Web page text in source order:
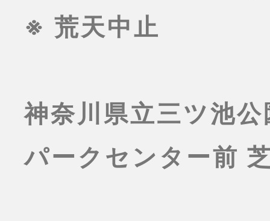
※ 荒天中止
神奈川県立三ツ池公
パークセンター前